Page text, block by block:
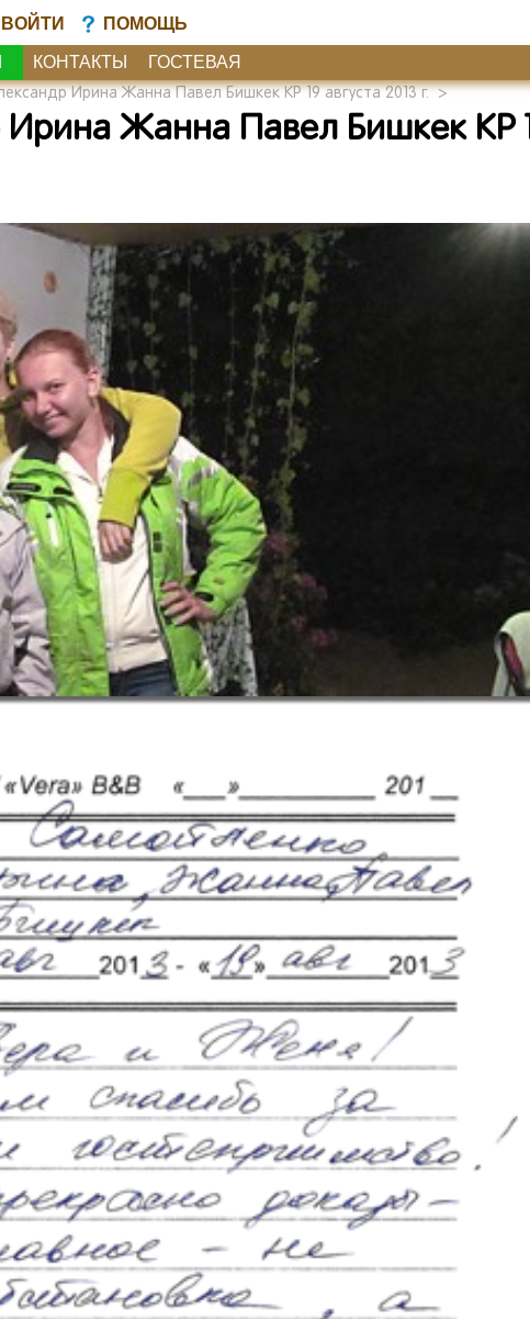
ВОЙТИ ПОМОЩЬ
КОНТАКТЫ ГОСТЕВАЯ
Ирина Жанна Павел Бишкек КР 19 августа 2013 г.>
Жанна Павел Бишкек КР